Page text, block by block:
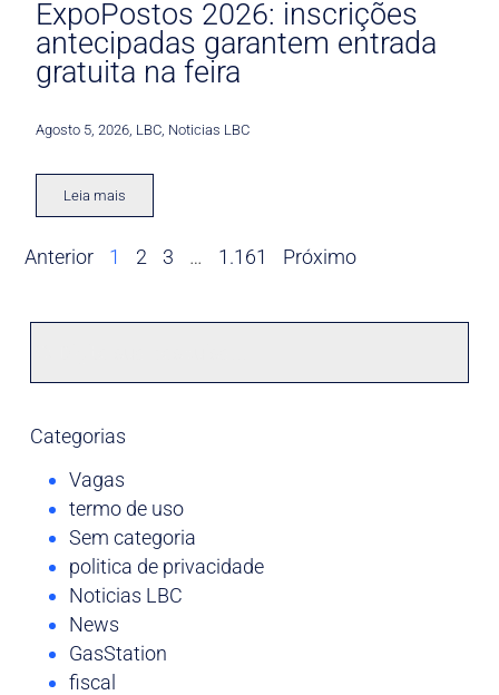
ExpoPostos 2026: inscrições
antecipadas garantem entrada
gratuita na feira
Agosto 5, 2026 LBC Noticias LBC
Leia mais
Anterior 1 2 3 … 1.161 Próximo
Categorias
Vagas
termo de uso
Sem categoria
politica de privacidade
Noticias LBC
News
GasStation
fiscal